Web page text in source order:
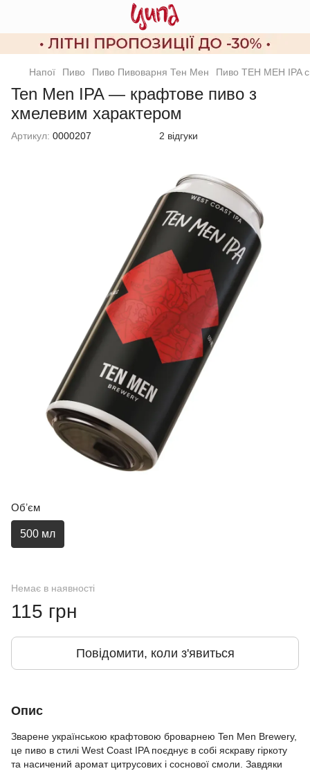
Напої Пиво Пиво Пивоварня Тен Мен Пиво ТЕН МЕН IPA
Ten Men IPA — крафтове пиво з
хмелевим характером
Артикул: 0000207 2 відгуки
Обʼєм
500 мл
Немає в наявності
115 грн
Повідомити, коли з'явиться
Опис
Зварене українською крафтовою броварнею Ten Men Brewery,
це пиво в стилі West Coast IPA поєднує в собі яскраву гіркоту
та насичений аромат цитрусових і соснової смоли. Завдяки